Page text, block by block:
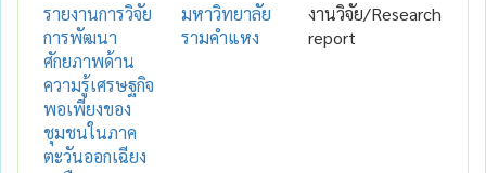
รายงานการวิจัย
การพัฒนา
ศักยภาพด้าน
ความรู้เศรษฐกิจ
พอเพียงของ
ชุมชนในภาค
ตะวันออกเฉียง
มหาวิทยาลัย
รามคำแหง
งานวิจัย/Research
report